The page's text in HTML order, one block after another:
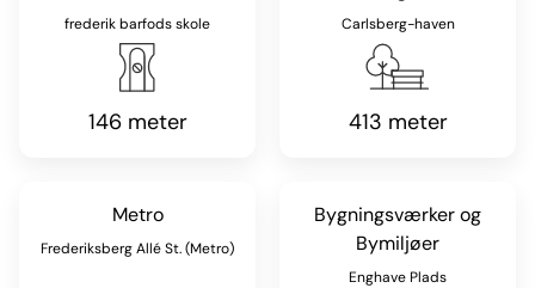
frederik barfods skole
146 meter
Carlsberg-haven
413 meter
Metro
Frederiksberg Allé St. (Metro)
Bygningsværker og
Bymiljøer
Enghave Plads